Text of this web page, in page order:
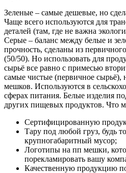
Зеленые – самые дешевые, но
Чаще всего используются для
деталей (там, где не важна
Серые – баланс между белые и
прочность, сделаны из
(50/50). Но использовать для
сырьё все равно с примесью
самые чистые (первичное сырьё),
мешков. Используются в
сферах питания. Белые изделия
других пищевых продуктов. Что
Сертифицированную
Тару под любой груз, будь
крупногабаритный мусор;
Логотипы на пп мешки,
порекламировать вашу
Качественную продукцию